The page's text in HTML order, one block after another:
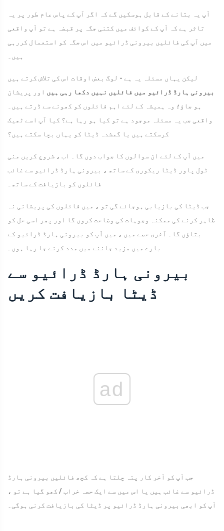
آپ یہ بتانے کے قابل ہوسکیں گے کہ اگر آپ کے پاس عام طور پر یہ
تاثر ہے کہ آپ کے کوائف میں کتنی جگہ پر قبضہ ہے تو آپ واقعی
میں آپ کی فائلیں بیرونی ڈرائیو میں اس جگہ کو استعمال کررہی
ہیں۔
لیکن یہاں مسئلہ یہ ہے - لوگ بعض اوقات اس کی تلاش کرتے ہیں
بیرونی ہارڈ ڈرائیو میں فائلیں نہیں دکھا رہی ہیں اور پریشان
ہو جاؤ؛ وہ ہمیشہ کے لئے اہم فائلوں کو کھونے سے ڈرتے ہیں۔
واقعی جب یہ مسئلہ موجود ہے تو کیا ہو رہا ہے؟ کیا آپ اسے ٹھیک
کرسکتے ہیں یا گمشدہ ڈیٹا کو یہاں بچا سکتے ہیں؟
میں آپ کے لئے ان سوالوں کا جواب دوں گا۔ اب ، شروع کریں منی
ٹول پاور ڈیٹا ریکوری کے ساتھ ، بیرونی ہارڈ ڈرائیو سے غائب
فائلوں کو بازیافت کے ساتھ۔
جب ڈیٹا کی بازیابی ہوجائے گی تو ، میں فائلوں کی پریشانی نہ
ظاہر کرنے کی ممکنہ وجوہات کی وضاحت کروں گا اور پھر اسی حل کو
بتاؤں گا۔ آخری حصے میں ، میں آپ کو بیرونی ہارڈ ڈرائیو کے
بارے میں مزید جاننے میں مدد کرنے جا رہا ہوں۔
بیرونی ہارڈ ڈرائیو سے
ڈیٹا بازیافت کریں
ad
جب آپ کو آخر کار پتہ چلتا ہے کہ کچھ فائلیں بیرونی ہارڈ
ڈرائیو سے غائب ہیں یا اس میں سے ایک حصہ خراب / کھو گیا ہے تو ،
آپ کو ابھی بیرونی ہارڈ ڈرائیو پر ڈیٹا کی بازیافت کرنی ہوگی۔